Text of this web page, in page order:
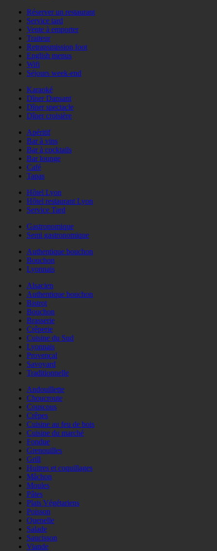
Réserver un restaurant
Service tard
Vente à emporter
Traiteur
Retransmission foot
English menus
Wifi
Séjours week-end
Karaoké
Dîner Dansant
Dîner spectacle
Dîner croisière
Apéritif
Bar à vins
Bar à cocktails
Bar lounge
Café
Tapas
Hôtel Lyon
Hôtel restaurant Lyon
Service Tard
Gastronomique
Semi gastronomique
Authentique bouchon
Bouchon
Lyonnais
Alsacien
Authentique bouchon
Bistrot
Bouchon
Brasserie
Crêperie
Cuisine du Sud
Lyonnais
Provençal
Savoyard
Traditionnelle
Andouillette
Choucroute
Couscous
Crêpes
Cuisine au feu de bois
Cuisine du marché
Fondue
Grenouilles
Grill
Huitres et coquillages
Mâchon
Moules
Pâtes
Plats Végétariens
Poisson
Quenelle
Salade
Saucisson
Viande